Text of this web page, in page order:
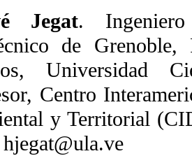
Jegat.
de
Universidad
Centro
y Territorial